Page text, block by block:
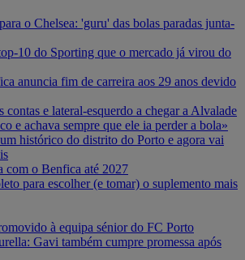
o Chelsea: 'guru' das bolas paradas junta-
10 do Sporting que o mercado já virou do
anuncia fim de carreira aos 29 anos devido
contas e lateral-esquerdo a chegar a Alvalade
e achava sempre que ele ia perder a bola»
histórico do distrito do Porto e agora vai
com o Benfica até 2027
para escolher (e tomar) o suplemento mais
à equipa sénior do FC Porto
Gavi também cumpre promessa após